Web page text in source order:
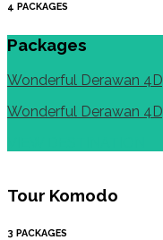
4 PACKAGES
Packages
Wonderful Derawan
Wonderful Derawan
Tour Komodo
3 PACKAGES